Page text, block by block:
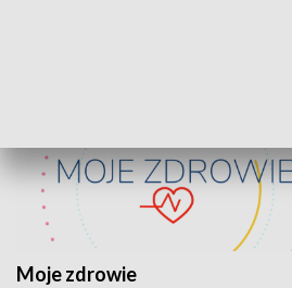
Moje zdrowie